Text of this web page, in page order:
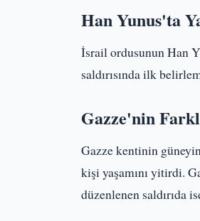
Han Yunus'ta
İsrail ordusunun Han
saldırısında ilk
Gazze'nin
Gazze kentinin
kişi yaşamını yitirdi.
düzenlenen saldırıda